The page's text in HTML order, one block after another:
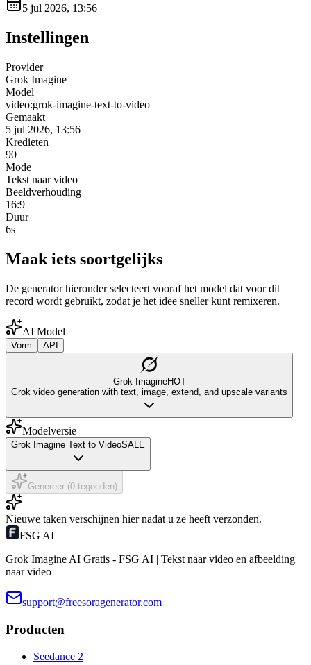
5 jul 2026, 13:56
Instellingen
Provider
Grok Imagine
Model
video:grok-imagine-text-to-video
Gemaakt
5 jul 2026, 13:56
Kredieten
90
Mode
Tekst naar video
Beeldverhouding
16:9
Duur
6s
Maak iets soortgelijks
De generator hieronder selecteert vooraf het model dat voor dit
record wordt gebruikt, zodat je het idee sneller kunt remixeren.
AI Model
Vorm API
Grok ImagineHOT
Grok video generation with text, image, extend, and upscale variants
Modelversie
Grok Imagine Text to VideoSALE
Genereer (0 tegoeden)
Nieuwe taken verschijnen hier nadat u ze heeft verzonden.
FSG AI
Grok Imagine AI Gratis - FSG AI | Tekst naar video en afbeelding
naar video
support@freesoragenerator.com
Producten
Seedance 2